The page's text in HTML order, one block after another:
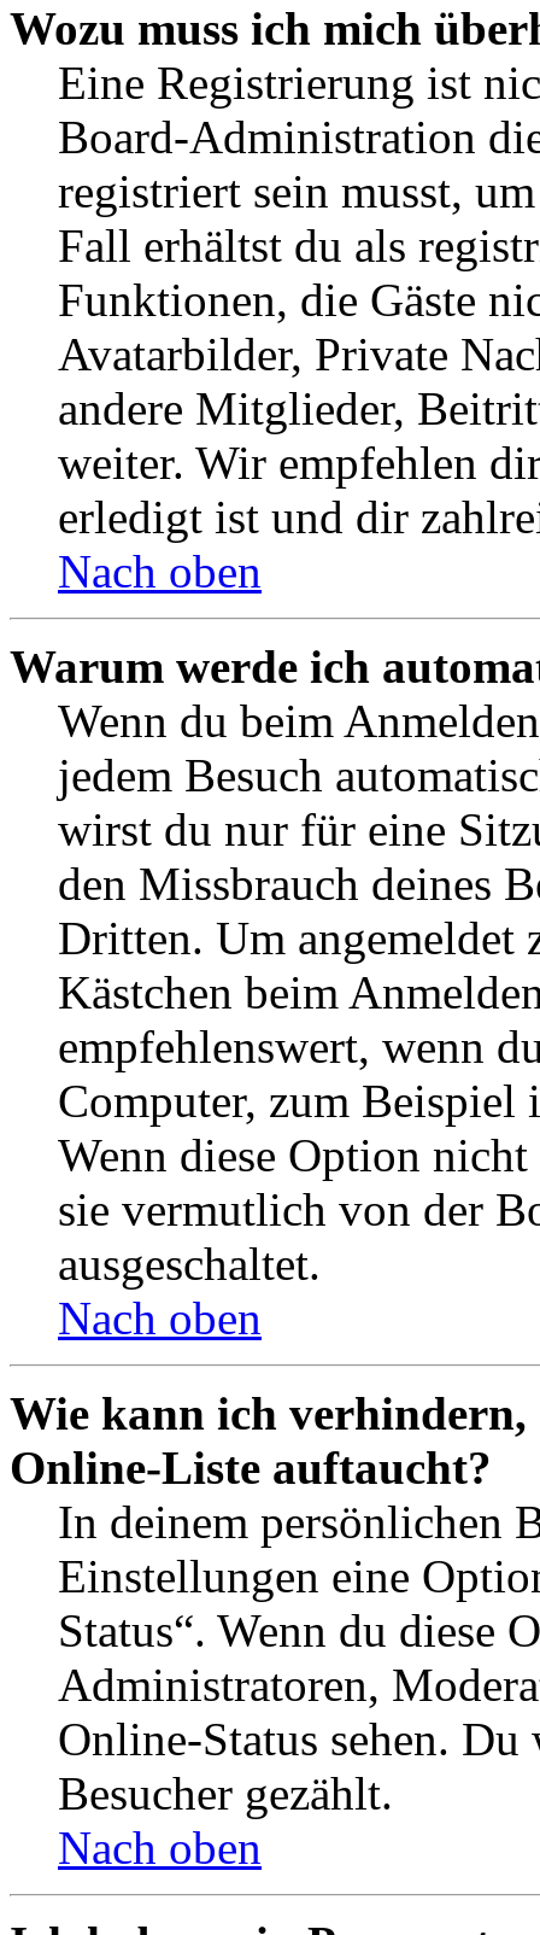
Wozu muss ich mich
Eine Registrierung ist
Board-Administration
registriert sein musst,
Fall erhältst du als
Funktionen, die Gäste
Avatarbilder, Private
andere Mitglieder,
weiter. Wir empfehlen
erledigt ist und dir
Nach oben
Warum werde ich
Wenn du beim
jedem Besuch
wirst du nur für eine
den Missbrauch deines
Dritten. Um angemeldet
Kästchen beim
empfehlenswert, wenn
Computer, zum Beispiel
Wenn diese Option
sie vermutlich von der
ausgeschaltet.
Nach oben
Wie kann ich verhindern,
Online-Liste auftaucht?
In deinem persönlichen
Einstellungen eine
Status“. Wenn du diese
Administratoren,
Online-Status sehen.
Besucher gezählt.
Nach oben